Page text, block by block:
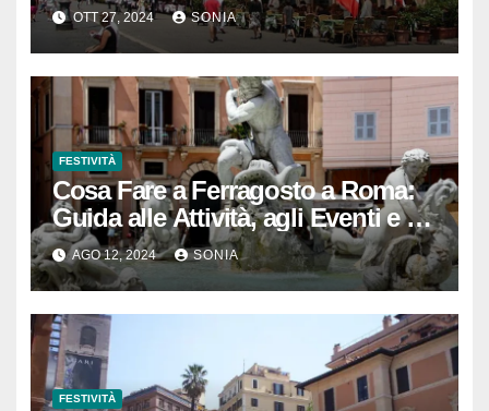
OTT 27, 2024 SONIA
FESTIVITÀ
Cosa Fare a Ferragosto a Roma:
Guida alle Attività, agli Eventi e ai
Luoghi da Visitare
AGO 12, 2024 SONIA
FESTIVITÀ